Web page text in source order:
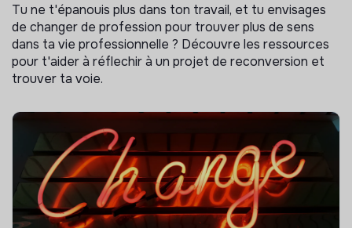
Tu ne t'épanouis plus dans ton travail, et tu envisages
de changer de profession pour trouver plus de sens
dans ta vie professionnelle ? Découvre les ressources
pour t'aider à réflechir à un projet de reconversion et
trouver ta voie.